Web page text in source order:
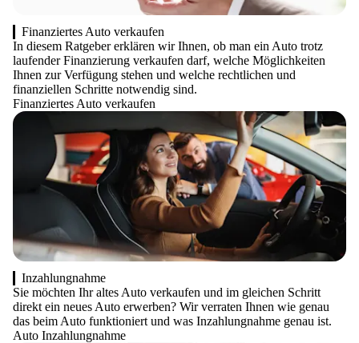
Finanziertes Auto verkaufen
In diesem Ratgeber erklären wir Ihnen, ob man ein Auto trotz
laufender Finanzierung verkaufen darf, welche Möglichkeiten
Ihnen zur Verfügung stehen und welche rechtlichen und
finanziellen Schritte notwendig sind.
Finanziertes Auto verkaufen
Inzahlungnahme
Sie möchten Ihr altes Auto verkaufen und im gleichen Schritt
direkt ein neues Auto erwerben? Wir verraten Ihnen wie genau
das beim Auto funktioniert und was Inzahlungnahme genau ist.
Auto Inzahlungnahme